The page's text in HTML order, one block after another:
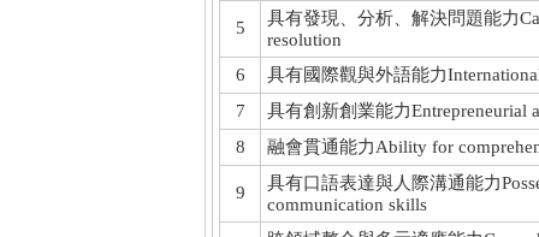
5
具有發現、分析、解決問題能力
resolution
6
具有國際觀與外語能力
7
具有創新創業能力Entrepreneurial
8
融會貫通能力Ability for
9
具有口語表達與人際溝通能力
communication skills